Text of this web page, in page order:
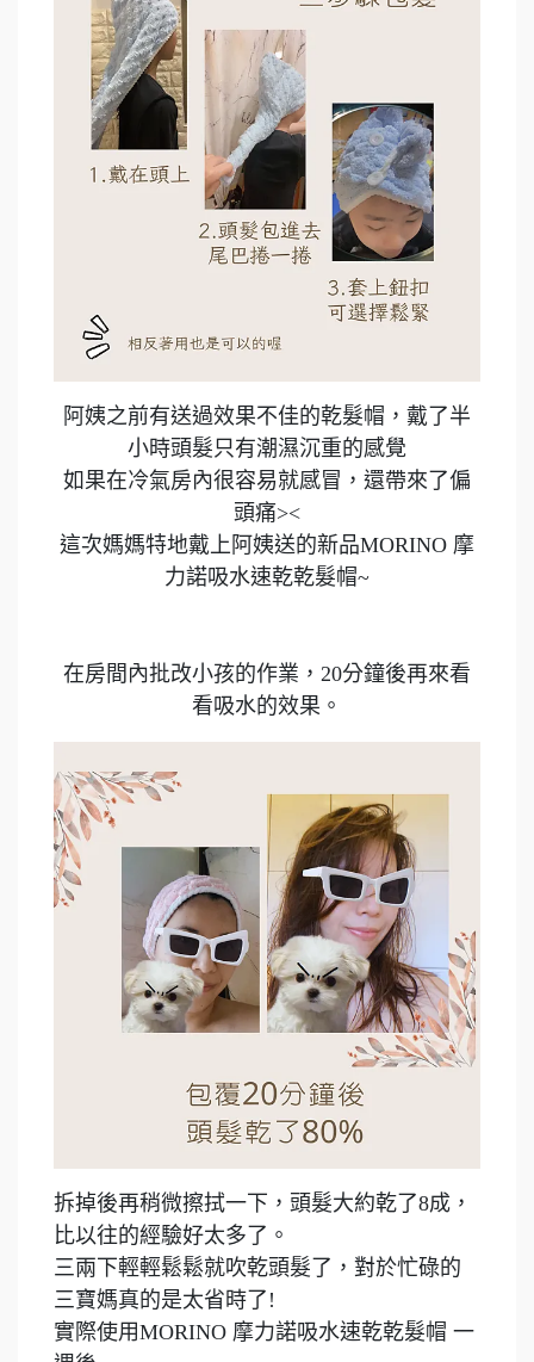
阿姨之前有送過效果不佳的乾髮帽，戴了半
小時頭髮只有潮濕沉重的感覺
如果在冷氣房內很容易就感冒，還帶來了偏
頭痛><
這次媽媽特地戴上阿姨送的新品MORINO 摩
力諾吸水速乾乾髮帽~
在房間內批改小孩的作業，20分鐘後再來看
看吸水的效果。
拆掉後再稍微擦拭一下，頭髮大約乾了8成，
比以往的經驗好太多了。
三兩下輕輕鬆鬆就吹乾頭髮了，對於忙碌的
三寶媽真的是太省時了!
實際使用MORINO 摩力諾吸水速乾乾髮帽 一